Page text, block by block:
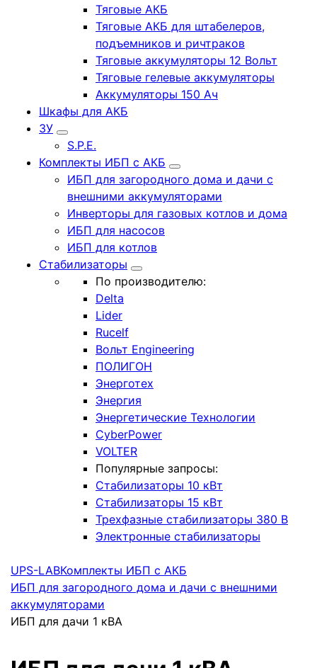
Тяговые АКБ
Тяговые АКБ для штабелеров,
подъемников и ричтраков
Тяговые аккумуляторы 12 Вольт
Тяговые гелевые аккумуляторы
Аккумуляторы 150 Ач
Шкафы для АКБ
ЗУ
S.P.E.
Комплекты ИБП с АКБ
ИБП для загородного дома и дачи с
внешними аккумуляторами
Инверторы для газовых котлов и дома
ИБП для насосов
ИБП для котлов
Стабилизаторы
По производителю:
Delta
Lider
Rucelf
Вольт Engineering
ПОЛИГОН
Энерготех
Энергия
Энергетические Технологии
CyberPower
VOLTER
Популярные запросы:
Стабилизаторы 10 кВт
Стабилизаторы 15 кВт
Трехфазные стабилизаторы 380 В
Электронные стабилизаторы
UPS-LABКомплекты ИБП с АКБ
ИБП для загородного дома и дачи с внешними
аккумуляторами
ИБП для дачи 1 кВА